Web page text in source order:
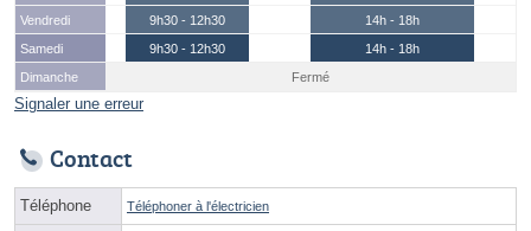
Vendredi
9h30 - 12h30
14h - 18h
Samedi
9h30 - 12h30
14h - 18h
Dimanche
Fermé
Signaler une erreur
Contact
Téléphone Téléphoner à l'électricien